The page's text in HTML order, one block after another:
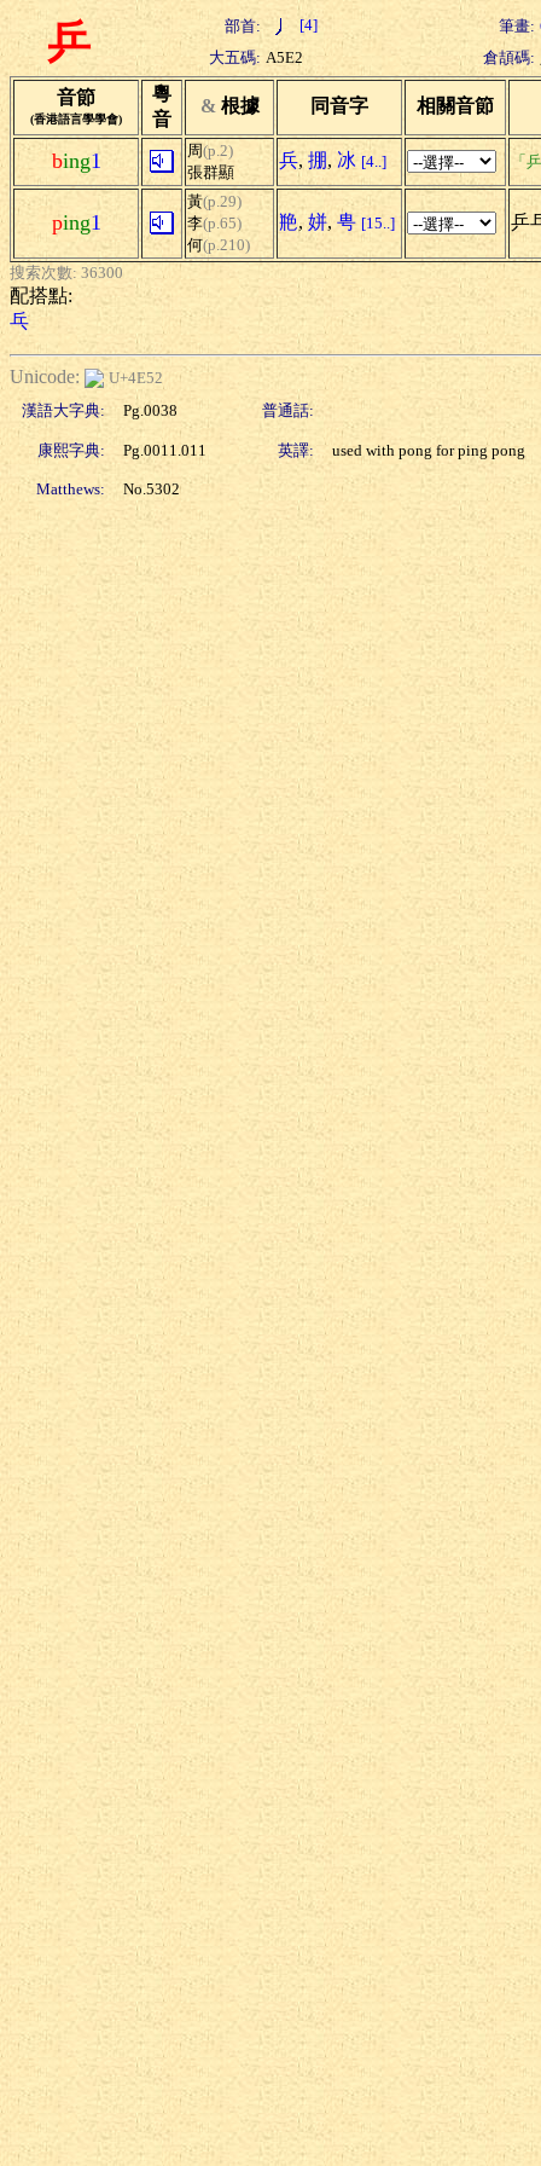
乒 部首: [4] 筆畫:
大五碼: A5E2 倉頡碼:
音節
(香港語言學學會)
粵
音
& 根據 同音字 相關音節
bing1 周(p.2)
張群顯
兵, 掤, 冰 [4..] 「
ping1
黃(p.29)
李(p.65)
何(p.210)
艵, 姘, 甹 [15..] 乒
搜索次數: 36300
配搭點:
乓
Unicode:
U+4E52
漢語大字典:
Pg.0038 普通話:
康熙字典: Pg.0011.011 英譯: used with pong for ping pong
Matthews: No.5302